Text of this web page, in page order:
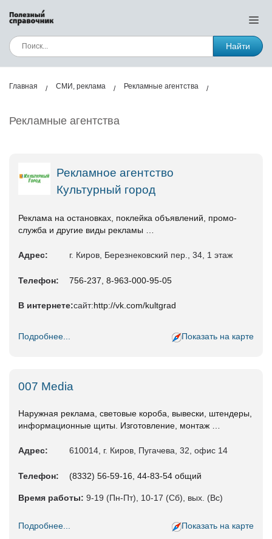
Найти
Главная СМИ, реклама Рекламные агентства
Рекламные агентства
Рекламное агентство
Культурный город
Реклама на остановках, поклейка объявлений, промо-
служба и другие виды рекламы …
Адрес: г. Киров, Березнековский пер., 34, 1 этаж
Телефон: 756-237, 8-963-000-95-05
В интернете:сайт:http://vk.com/kultgrad
Подробнее... Показать на карте
007 Media
Наружная реклама, световые короба, вывески, штендеры,
информационные щиты. Изготовление, монтаж …
Адрес: 610014, г. Киров, Пугачева, 32, офис 14
Телефон: (8332) 56-59-16, 44-83-54 общий
Время работы: 9-19 (Пн-Пт), 10-17 (Сб), вых. (Вс)
Подробнее... Показать на карте